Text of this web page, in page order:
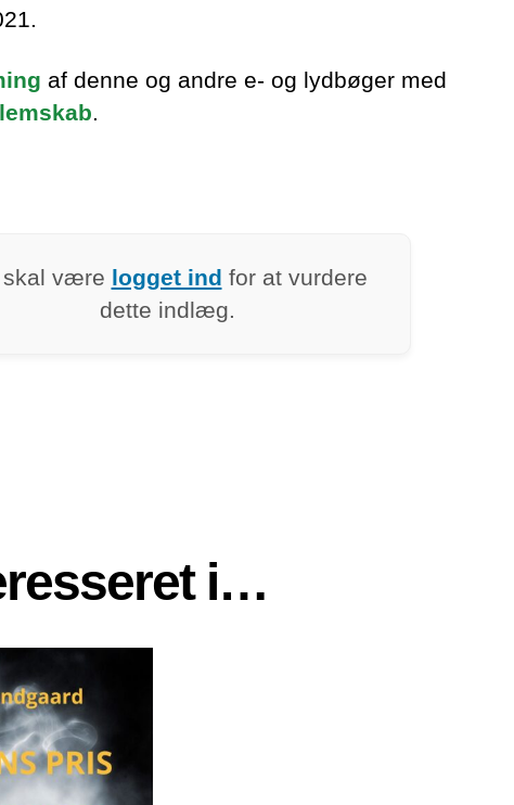
af denne og andre e- og lydbøger med
.
skal være logget ind for at vurdere
dette indlæg.
i…